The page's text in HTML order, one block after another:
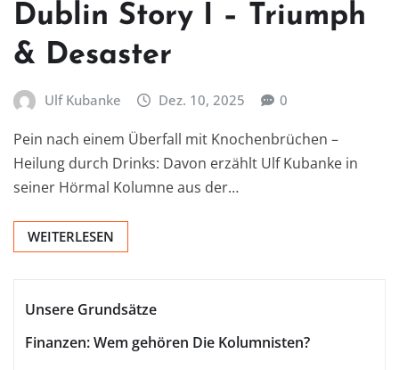
Dublin Story I – Triumph
& Desaster
Ulf Kubanke Dez. 10, 2025 0
Pein nach einem Überfall mit Knochenbrüchen –
Heilung durch Drinks: Davon erzählt Ulf Kubanke in
seiner Hörmal Kolumne aus der…
WEITERLESEN
Unsere Grundsätze
Finanzen: Wem gehören Die Kolumnisten?